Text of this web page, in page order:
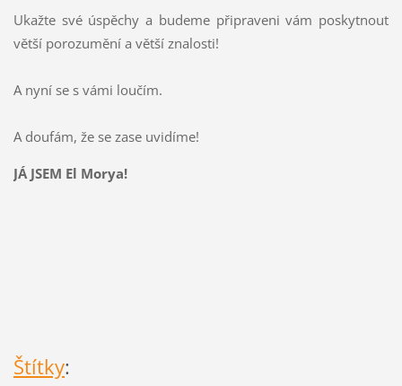
Ukažte své úspěchy a budeme připraveni vám poskytnout
větší porozumění a větší znalosti!
A nyní se s vámi loučím.
A doufám, že se zase uvidíme!
JÁ JSEM El Morya!
Štítky: